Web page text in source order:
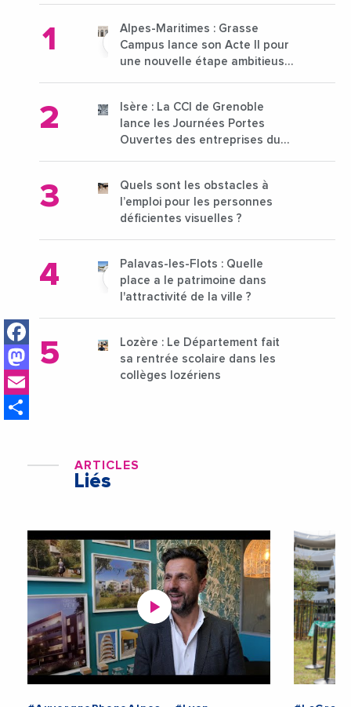
Facebook
Mastodon
Alpes-Maritimes : Grasse
Campus lance son Acte II pour
une nouvelle étape ambitieuse
Isère : La CCI de Grenoble
lance les Journées Portes
Ouvertes des entreprises du
Quels sont les obstacles à
l’emploi pour les personnes
déficientes visuelles ?
Palavas-les-Flots : Quelle
place a le patrimoine dans
l'attractivité de la ville ?
Lozère : Le Département fait
sa rentrée scolaire dans les
collèges lozériens
ARTICLES
Liés